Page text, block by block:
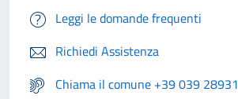
Leggi le domande frequenti
Richiedi Assistenza
Chiama il comune +39 039 28931